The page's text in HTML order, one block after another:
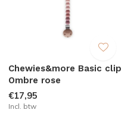
Chewies&more Basic clip
Ombre rose
€17,95
Incl. btw